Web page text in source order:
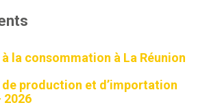
la consommation à La Réunion
production et d’importation
2026